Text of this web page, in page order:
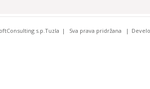
s.p.Tuzla Sva prava pridržana